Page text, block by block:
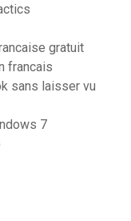
gratuit
francais
sans laisser vu
7